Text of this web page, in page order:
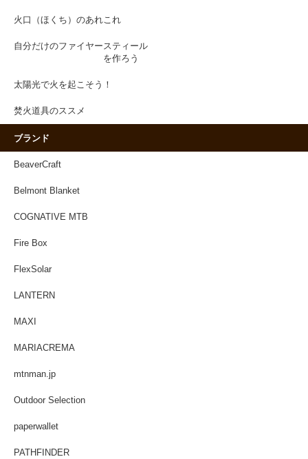
火口（ほくち）のあれこれ
自分だけのファイヤースティール
を作ろう
太陽光で火を起こそう！
焚火道具のススメ
ブランド
BeaverCraft
Belmont Blanket
COGNATIVE MTB
Fire Box
FlexSolar
LANTERN
MAXI
MARIACREMA
mtnman.jp
Outdoor Selection
paperwallet
PATHFINDER